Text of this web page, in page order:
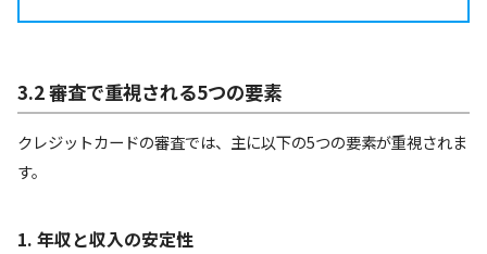
3.2 審査で重視される5つの要素
クレジットカードの審査では、主に以下の5つの要素が重視されま
す。
1. 年収と収入の安定性